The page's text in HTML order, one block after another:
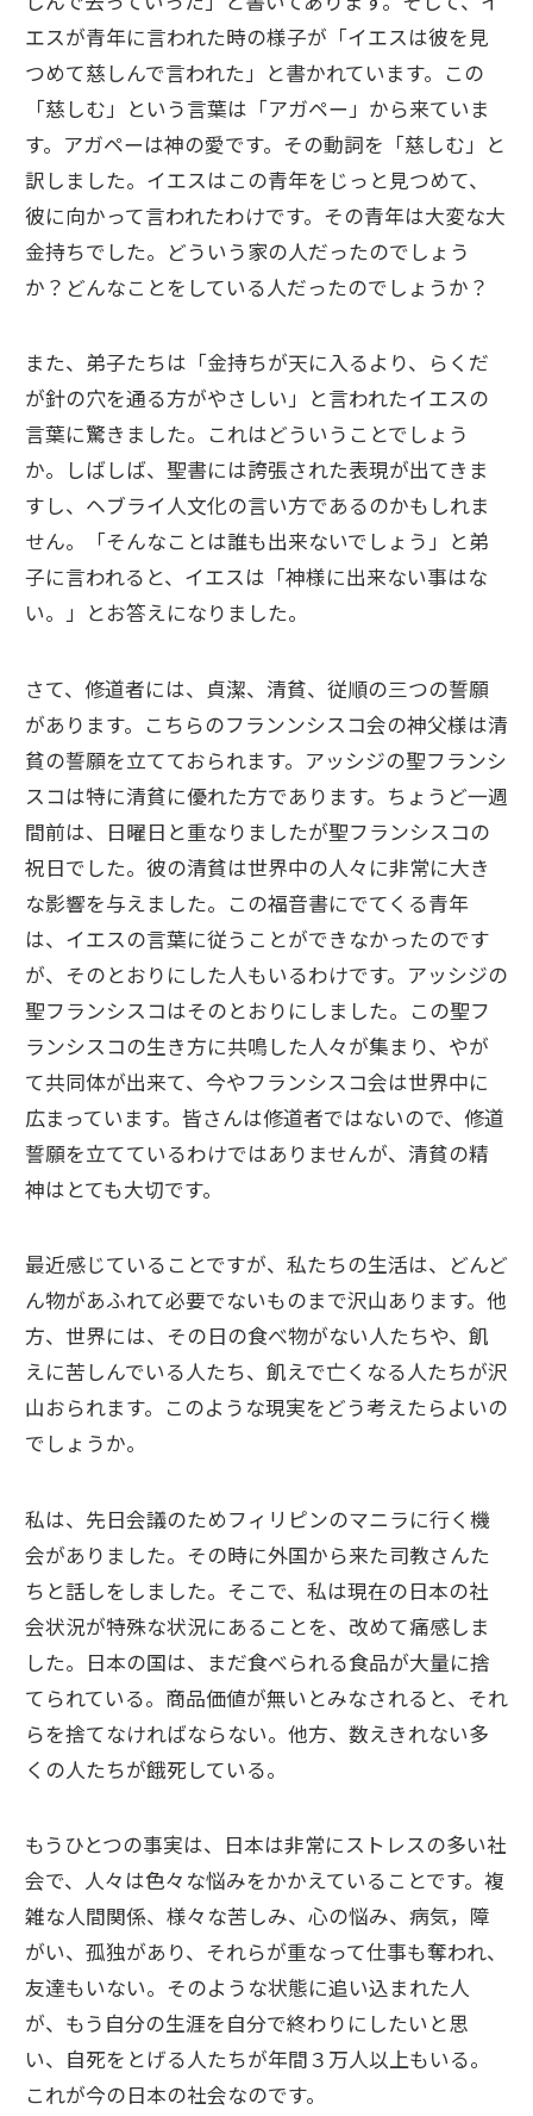
エスが青年に言われた時の様子が「イエスは彼を見
つめて慈しんで言われた」と書かれています。この
「慈しむ」という言葉は「アガペー」から来ていま
す。アガペーは神の愛です。その動詞を「慈しむ」と
訳しました。イエスはこの青年をじっと見つめて、
彼に向かって言われたわけです。その青年は大変な大
金持ちでした。どういう家の人だったのでしょう
か？どんなことをしている人だったのでしょうか？
また、弟子たちは「金持ちが天に入るより、らくだ
が針の穴を通る方がやさしい」と言われたイエスの
言葉に驚きました。これはどういうことでしょう
か。しばしば、聖書には誇張された表現が出てきま
すし、ヘブライ人文化の言い方であるのかもしれま
せん。「そんなことは誰も出来ないでしょう」と弟
子に言われると、イエスは「神様に出来ない事はな
い。」とお答えになりました。
さて、修道者には、貞潔、清貧、従順の三つの誓願
があります。こちらのフランンシスコ会の神父様は清
貧の誓願を立てておられます。アッシジの聖フランシ
スコは特に清貧に優れた方であります。ちょうど一週
間前は、日曜日と重なりましたが聖フランシスコの
祝日でした。彼の清貧は世界中の人々に非常に大き
な影響を与えました。この福音書にでてくる青年
は、イエスの言葉に従うことができなかったのです
が、そのとおりにした人もいるわけです。アッシジの
聖フランシスコはそのとおりにしました。この聖フ
ランシスコの生き方に共鳴した人々が集まり、やが
て共同体が出来て、今やフランシスコ会は世界中に
広まっています。皆さんは修道者ではないので、修道
誓願を立てているわけではありませんが、清貧の精
神はとても大切です。
最近感じていることですが、私たちの生活は、どんど
ん物があふれて必要でないものまで沢山あります。他
方、世界には、その日の食べ物がない人たちや、飢
えに苦しんでいる人たち、飢えで亡くなる人たちが沢
山おられます。このような現実をどう考えたらよいの
でしょうか。
私は、先日会議のためフィリピンのマニラに行く機
会がありました。その時に外国から来た司教さんた
ちと話しをしました。そこで、私は現在の日本の社
会状況が特殊な状況にあることを、改めて痛感しま
した。日本の国は、まだ食べられる食品が大量に捨
てられている。商品価値が無いとみなされると、それ
らを捨てなければならない。他方、数えきれない多
くの人たちが餓死している。
もうひとつの事実は、日本は非常にストレスの多い社
会で、人々は色々な悩みをかかえていることです。複
雑な人間関係、様々な苦しみ、心の悩み、病気，障
がい、孤独があり、それらが重なって仕事も奪われ、
友達もいない。そのような状態に追い込まれた人
が、もう自分の生涯を自分で終わりにしたいと思
い、自死をとげる人たちが年間３万人以上もいる。
これが今の日本の社会なのです。